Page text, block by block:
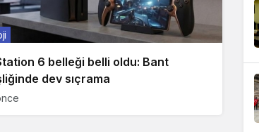
6 belleği belli oldu: Bant
dev sıçrama